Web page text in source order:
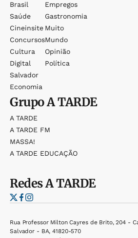
Brasil
Saúde
Cineinsite
Concursos
Cultura
Digital
Salvador
Economia
Empregos
Gastronomia
Muito
Mundo
Opinião
Política
GrupoA TARDE
A TARDE
A TARDE FM
MASSA!
A TARDE EDUCAÇÃO
RedesA TARDE
Rua Professor Milton Cayres de Brito, 204 -
Salvador - BA, 41820-570